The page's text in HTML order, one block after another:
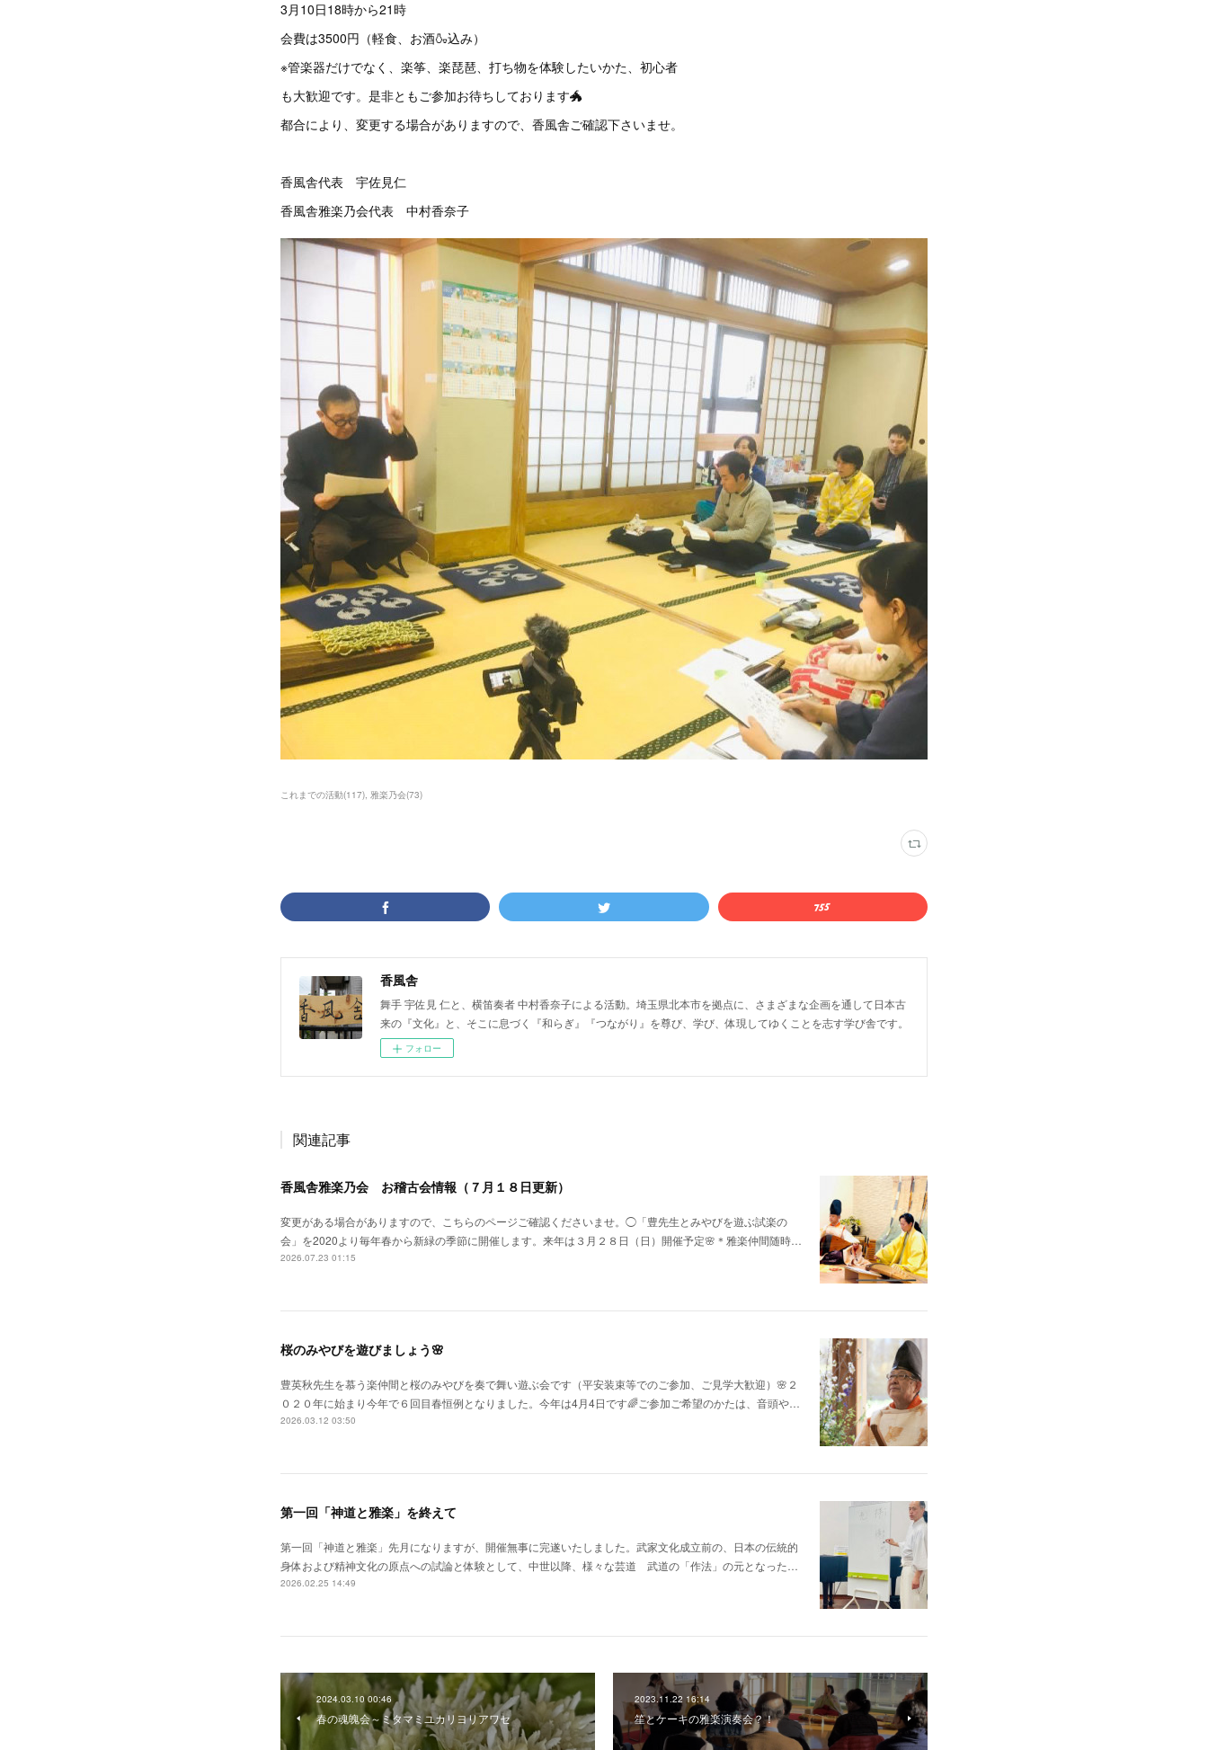
3月10日18時から21時
会費は3500円（軽食、お酒🍶込み）
※管楽器だけでなく、楽筝、楽琵琶、打ち物を体験したいかた、初心者
も大歓迎です。是非ともご参加お待ちしております🐲
都合により、変更する場合がありますので、香風舎ご確認下さいませ。
香風舎代表 宇佐見仁
香風舎雅楽乃会代表 中村香奈子
これまでの活動(117) 雅楽乃会(73)
香風舎
舞手 宇佐見 仁と、横笛奏者 中村香奈子による活動。埼玉県北本市を拠点に、さまざまな企画を通して日本古
来の『文化』と、そこに息づく『和らぎ』『つながり』を尊び、学び、体現してゆくことを志す学び舎です。
フォロー
関連記事
香風舎雅楽乃会 お稽古会情報（７月１８日更新）
変更がある場合がありますので、こちらのページご確認くださいませ。◯「豊先生とみやびを遊ぶ試楽の
会」を2020より毎年春から新緑の季節に開催します。来年は３月２８日（日）開催予定🌸＊雅楽仲間随時…
2026.07.23 01:15
桜のみやびを遊びましょう🌸
豊英秋先生を慕う楽仲間と桜のみやびを奏で舞い遊ぶ会です（平安装束等でのご参加、ご見学大歓迎）🌸２
０２０年に始まり今年で６回目春恒例となりました。今年は4月4日です🌈ご参加ご希望のかたは、音頭や…
2026.03.12 03:50
第一回「神道と雅楽」を終えて
第一回「神道と雅楽」先月になりますが、開催無事に完遂いたしました。武家文化成立前の、日本の伝統的
身体および精神文化の原点への試論と体験として、中世以降、様々な芸道 武道の「作法」の元となった…
2026.02.25 14:49
2024.03.10 00:46
春の魂魄会～ミタマミユカリヨリアワセ
2023.11.22 16:14
笙とケーキの雅楽演奏会？！